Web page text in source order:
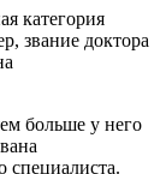
категория
звание доктора
больше у него
специалиста.